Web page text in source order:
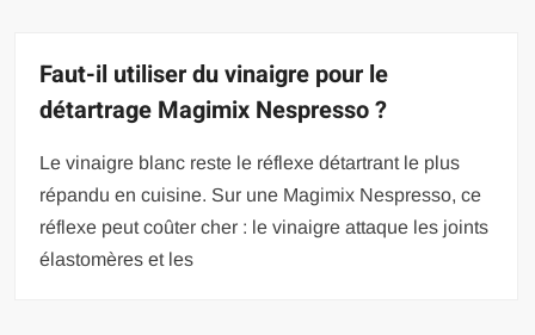
Faut-il utiliser du vinaigre pour le
détartrage Magimix Nespresso ?
Le vinaigre blanc reste le réflexe détartrant le plus
répandu en cuisine. Sur une Magimix Nespresso, ce
réflexe peut coûter cher : le vinaigre attaque les joints
élastomères et les